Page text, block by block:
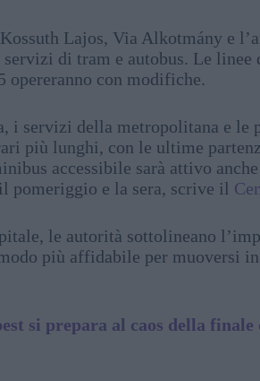
Lajos, Via Alkotmány e
di tram e autobus. Le linee
opereranno con modifiche.
i servizi della metropolitana e
più lunghi, con le ultime
accessibile sarà attivo
pomeriggio e la sera, scrive il
le autorità sottolineano
più affidabile per muoversi in
si prepara al caos della